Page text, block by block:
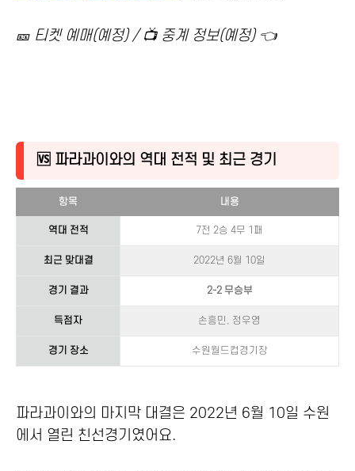
🎫 티켓 예매(예정) / 📺 중계 정보(예정) 👈
🆚 파라과이와의 역대 전적 및 최근 경기
항목 내용
역대 전적 7전 2승 4무 1패
최근 맞대결 2022년 6월 10일
경기 결과 2-2 무승부
득점자 손흥민, 정우영
경기 장소 수원월드컵경기장
파라과이와의 마지막 대결은 2022년 6월 10일 수원
에서 열린 친선경기였어요.